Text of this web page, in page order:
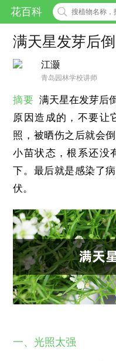
花百科
满天星发芽后
江灏
青岛园林学校讲师
摘要 满天星在发芽后
原因造成的，不要让
照，被晒伤之后就会
小苗状态，根系还没
下。最后就是感染了
伏。
一、光照太强